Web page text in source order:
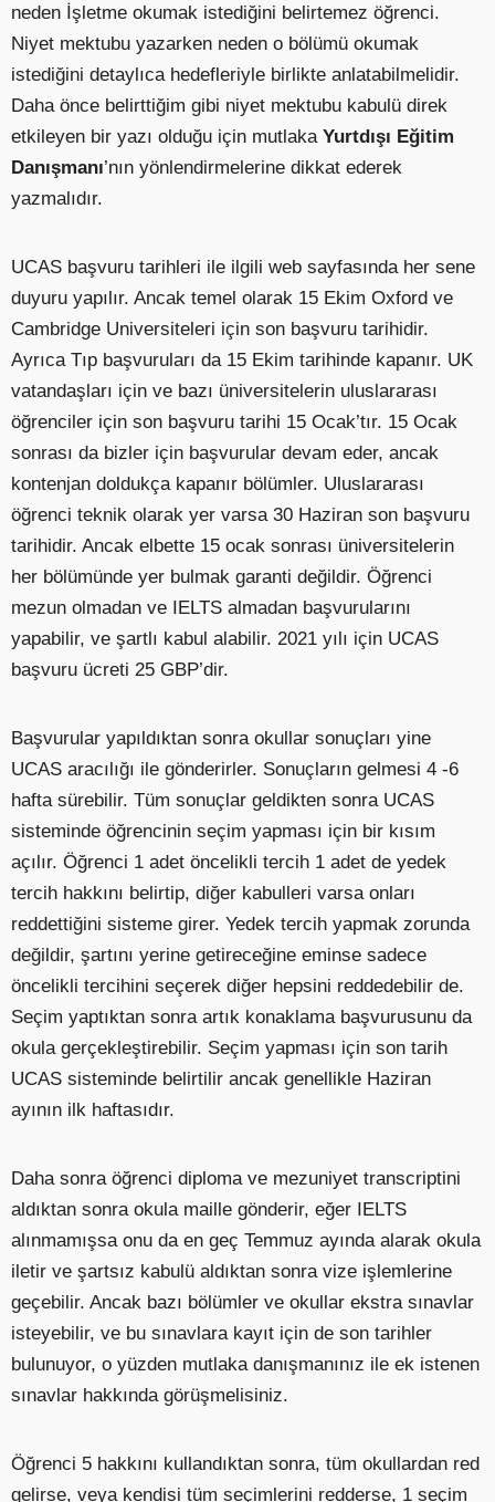
neden İşletme okumak istediğini belirtemez öğrenci.
Niyet mektubu yazarken neden o bölümü okumak
istediğini detaylıca hedefleriyle birlikte anlatabilmelidir.
Daha önce belirttiğim gibi niyet mektubu kabulü direk
etkileyen bir yazı olduğu için mutlaka Yurtdışı Eğitim
Danışmanı’nın yönlendirmelerine dikkat ederek
yazmalıdır.
UCAS başvuru tarihleri ile ilgili web sayfasında her sene
duyuru yapılır. Ancak temel olarak 15 Ekim Oxford ve
Cambridge Universiteleri için son başvuru tarihidir.
Ayrıca Tıp başvuruları da 15 Ekim tarihinde kapanır. UK
vatandaşları için ve bazı üniversitelerin uluslararası
öğrenciler için son başvuru tarihi 15 Ocak’tır. 15 Ocak
sonrası da bizler için başvurular devam eder, ancak
kontenjan doldukça kapanır bölümler. Uluslararası
öğrenci teknik olarak yer varsa 30 Haziran son başvuru
tarihidir. Ancak elbette 15 ocak sonrası üniversitelerin
her bölümünde yer bulmak garanti değildir. Öğrenci
mezun olmadan ve IELTS almadan başvurularını
yapabilir, ve şartlı kabul alabilir. 2021 yılı için UCAS
başvuru ücreti 25 GBP’dir.
Başvurular yapıldıktan sonra okullar sonuçları yine
UCAS aracılığı ile gönderirler. Sonuçların gelmesi 4 -6
hafta sürebilir. Tüm sonuçlar geldikten sonra UCAS
sisteminde öğrencinin seçim yapması için bir kısım
açılır. Öğrenci 1 adet öncelikli tercih 1 adet de yedek
tercih hakkını belirtip, diğer kabulleri varsa onları
reddettiğini sisteme girer. Yedek tercih yapmak zorunda
değildir, şartını yerine getireceğine eminse sadece
öncelikli tercihini seçerek diğer hepsini reddedebilir de.
Seçim yaptıktan sonra artık konaklama başvurusunu da
okula gerçekleştirebilir. Seçim yapması için son tarih
UCAS sisteminde belirtilir ancak genellikle Haziran
ayının ilk haftasıdır.
Daha sonra öğrenci diploma ve mezuniyet transcriptini
aldıktan sonra okula maille gönderir, eğer IELTS
alınmamışsa onu da en geç Temmuz ayında alarak okula
iletir ve şartsız kabulü aldıktan sonra vize işlemlerine
geçebilir. Ancak bazı bölümler ve okullar ekstra sınavlar
isteyebilir, ve bu sınavlara kayıt için de son tarihler
bulunuyor, o yüzden mutlaka danışmanınız ile ek istenen
sınavlar hakkında görüşmelisiniz.
Öğrenci 5 hakkını kullandıktan sonra, tüm okullardan red
gelirse, veya kendisi tüm seçimlerini redderse, 1 seçim